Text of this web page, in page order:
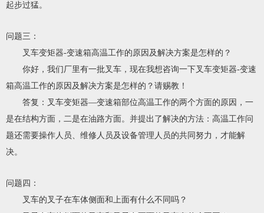
起步过猛。
问题三：
叉车变矩器-变速箱高温工作的原因及解决方案是怎样的？
你好，我们厂里有一批叉车，现在我想咨询一下叉车变矩器-变速
箱高温工作的原因及解决方案是怎样的？请赐教！
答复：叉车变矩器—变速箱部位高温工作的两个方面的原因，一
是在结构方面，二是在油路方面。并提出了解决的方法：高温工作问
题还需要操作人员、维修人员及设备管理人员的共同努力，才能解
决。
问题四：
叉车的叉子在车体侧面和上面有什么不同吗？